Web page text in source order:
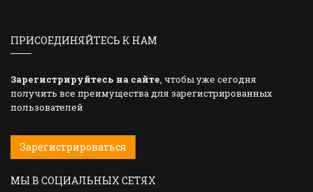
ПРИСОЕДИНЯЙТЕСЬ К НАМ
Зарегистрируйтесь на сайте, чтобы уже сегодня
получить все преимущества для зарегистрированных
пользователей
Зарегистрироваться
МЫ В СОЦИАЛЬНЫХ СЕТЯХ